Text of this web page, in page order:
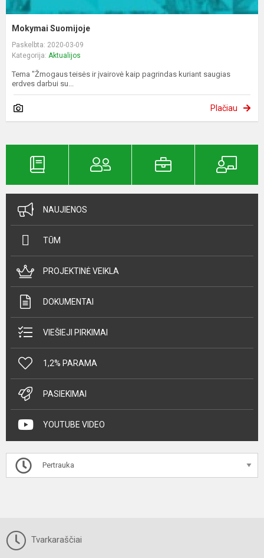
Mokymai Suomijoje
Paskelbta: 2020-03-09
Kategorija: Aktualijos
Tema "Žmogaus teisės ir įvairovė kaip pagrindas kuriant saugias
erdves darbui su...
Plačiau
NAUJIENOS
TŪM
PROJEKTINĖ VEIKLA
DOKUMENTAI
VIEŠIEJI PIRKIMAI
1,2% PARAMA
PASIEKIMAI
YOUTUBE VIDEO
Pertrauka
Tvarkaraščiai